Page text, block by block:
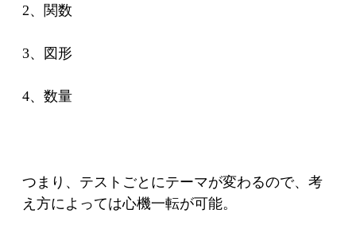
2、関数
3、図形
4、数量
つまり、テストごとにテーマが変わるので、考
え方によっては心機一転が可能。